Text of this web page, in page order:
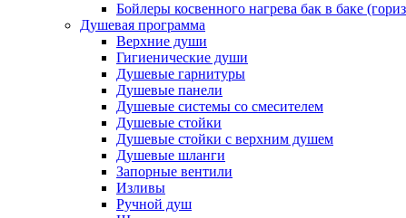
Бойлеры косвенного нагрева бак в баке
Душевая программа
Верхние души
Гигиенические души
Душевые гарнитуры
Душевые панели
Душевые системы со смесителем
Душевые стойки
Душевые стойки с верхним душем
Душевые шланги
Запорные вентили
Изливы
Ручной душ